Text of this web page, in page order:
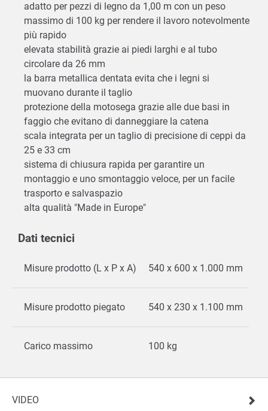
adatto per pezzi di legno da 1,00 m con un peso
massimo di 100 kg per rendere il lavoro notevolmente
più rapido
elevata stabilità grazie ai piedi larghi e al tubo
circolare da 26 mm
la barra metallica dentata evita che i legni si
muovano durante il taglio
protezione della motosega grazie alle due basi in
faggio che evitano di danneggiare la catena
scala integrata per un taglio di precisione di ceppi da
25 e 33 cm
sistema di chiusura rapida per garantire un
montaggio e uno smontaggio veloce, per un facile
trasporto e salvaspazio
alta qualità "Made in Europe"
Dati tecnici
Misure prodotto (L x P x A) 540 x 600 x 1.000 mm
Misure prodotto piegato 540 x 230 x 1.100 mm
Carico massimo 100 kg
VIDEO